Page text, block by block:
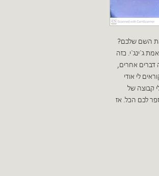
את השם שלכם?
ג`ינג`י. כזה
דברים אחרים,
לי אודי
קבוצה של
לכם הכל. אז